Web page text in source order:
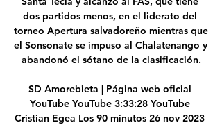
dos partidos menos, en el liderato del
torneo Apertura salvadoreño mientras que
el Sonsonate se impuso al Chalatenango y
abandonó el sótano de la clasificación.
SD Amorebieta | Página web oficial
YouTube YouTube 3:33:28 YouTube
Cristian Egea Los 90 minutos 26 nov 2023